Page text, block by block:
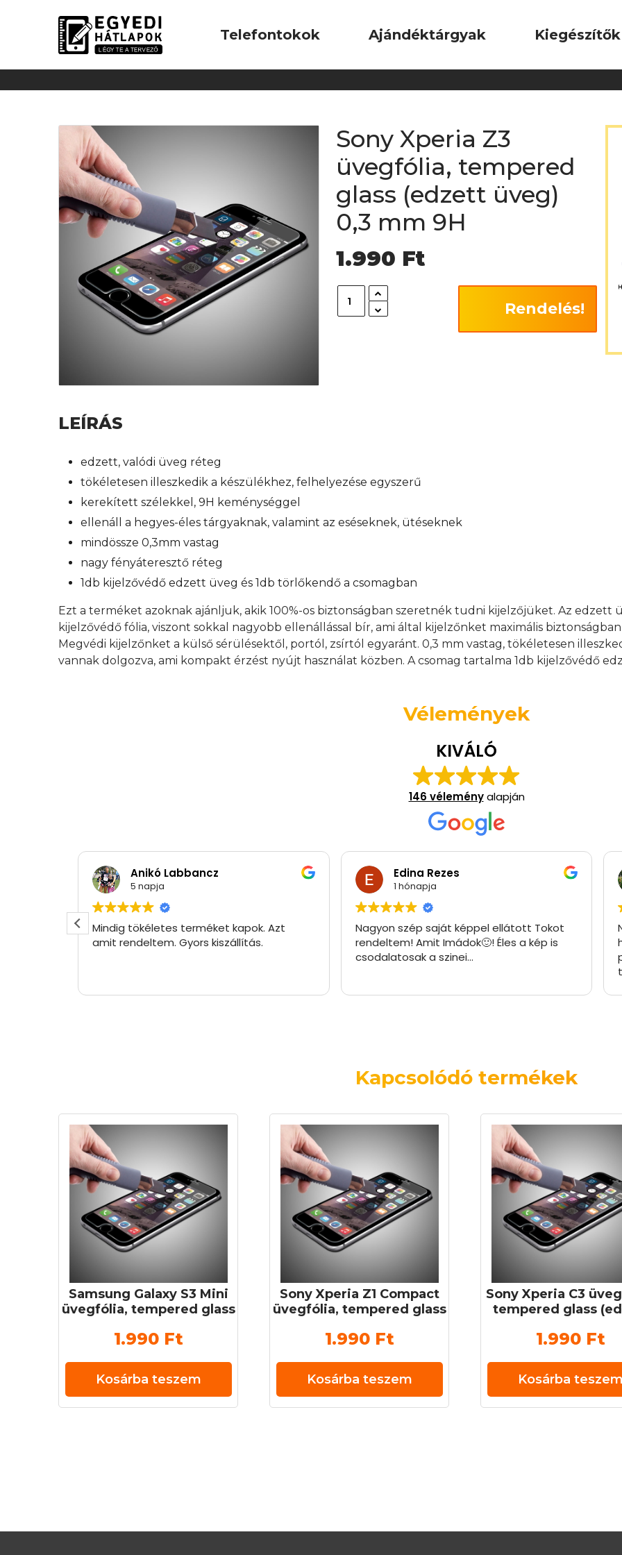
Telefontokok Ajándéktárgyak Kiegészítők
Sony Xperia Z3
üvegfólia, tempered
glass (edzett üveg)
0,3 mm 9H
1.990 Ft
Rendelés!
LEÍRÁS
edzett, valódi üveg réteg
tökéletesen illeszkedik a készülékhez, felhelyezése egyszerű
kerekített szélekkel, 9H keménységgel
ellenáll a hegyes-éles tárgyaknak, valamint az eséseknek, ütéseknek
mindössze 0,3mm vastag
nagy fényáteresztő réteg
1db kijelzővédő edzett üveg és 1db törlőkendő a csomagban
Ezt a terméket azoknak ajánljuk, akik 100%-os biztonságban szeretnék tudni kijelzőjüket. Az edzett
kijelzővédő fólia, viszont sokkal nagyobb ellenállással bír, ami által kijelzőnket maximális
Megvédi kijelzőnket a külső sérülésektől, portól, zsírtól egyaránt. 0,3 mm vastag, tökéletesen
vannak dolgozva, ami kompakt érzést nyújt használat közben. A csomag tartalma 1db kijelzővédő
Vélemények
KIVÁLÓ
146 véleményalapján
Anikó Labbancz
5 napja
Mindig tökéletes terméket kapok. Azt
amit rendeltem. Gyors kiszállítás.
Edina Rezes
1 hónapja
Nagyon szép saját képpel ellátott Tokot
rendeltem! Amit Imádok🙂! Éles a kép is
csodalatosak a szinei…
Kapcsolódó termékek
Samsung Galaxy S3 Mini
üvegfólia, tempered glass
1.990 Ft
Kosárba teszem
Sony Xperia Z1 Compact
üvegfólia, tempered glass
1.990 Ft
Kosárba teszem
Sony Xperia C3
tempered glass
1.990 Ft
Kosárba teszem